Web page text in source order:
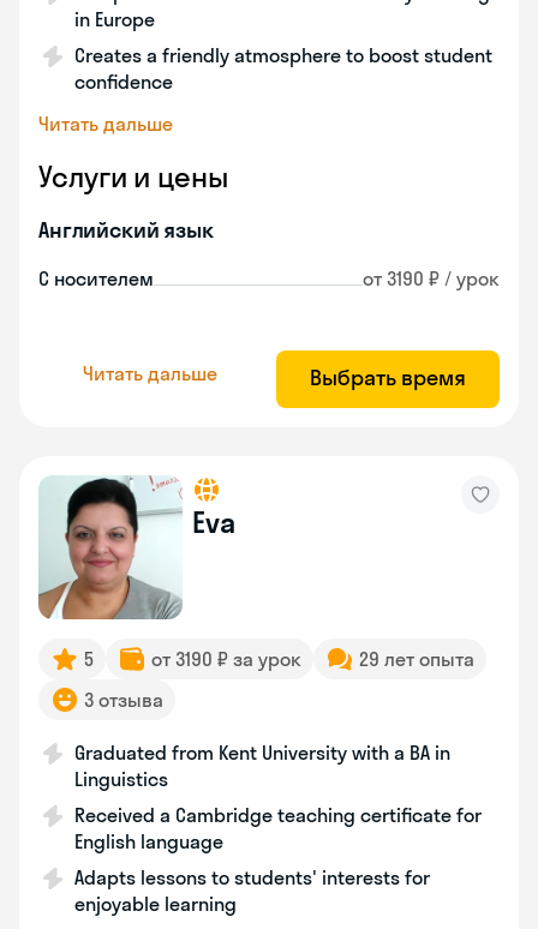
in Europe
Creates a friendly atmosphere to boost student
confidence
Читать дальше
Услуги и цены
Английский язык
С носителем от 3190 ₽ / урок
Читать дальше Выбрать время
Eva
5 от 3190 ₽ за урок
29 лет опыта
3 отзыва
Graduated from Kent University with a BA in
Linguistics
Received a Cambridge teaching certificate for
English language
Adapts lessons to students' interests for
enjoyable learning